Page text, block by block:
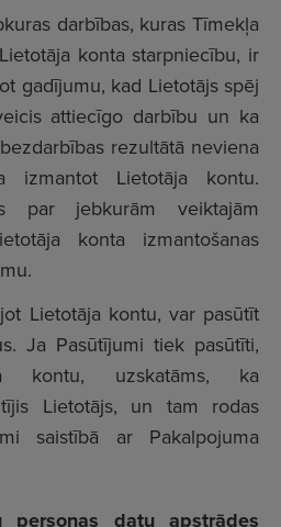
darbības, kuras Tīmekļa
konta starpniecību, ir
gadījumu, kad Lietotājs spēj
attiecīgo darbību un ka
rezultātā neviena
izmantot Lietotāja kontu.
par jebkurām veiktajām
konta izmantošanas
Lietotāja kontu, var pasūtīt
Ja Pasūtījumi tiek pasūtīti,
kontu, uzskatāms, ka
Lietotājs, un tam rodas
saistībā ar Pakalpojuma
datu apstrādes